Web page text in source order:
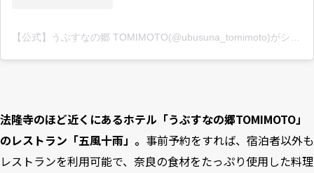
【公式】うぶすなの郷 TOMIMOTO(@ubusuna_tomimoto)がシェアした投稿
法隆寺のほど近くにあるホテル「うぶすなの郷TOMIMOTO」
のレストラン「五風十雨」。 事前予約をすれば、宿泊者以外も
レストランを利用可能で、奈良の食材をたっぷり使用した料理